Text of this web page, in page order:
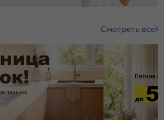
Смотреть все